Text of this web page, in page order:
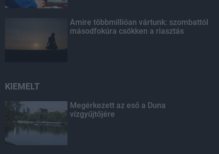
Amire többmillióan vártunk: szombattól
másodfokúra csökken a riasztás
KIEMELT
Megérkezett az eső a Duna
vízgyűjtőjére